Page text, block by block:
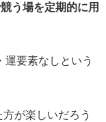
う場を定期的に用
運要素なしという
が楽しいだろう